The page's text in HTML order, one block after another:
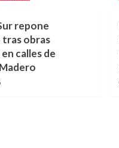
repone
obras
calles de